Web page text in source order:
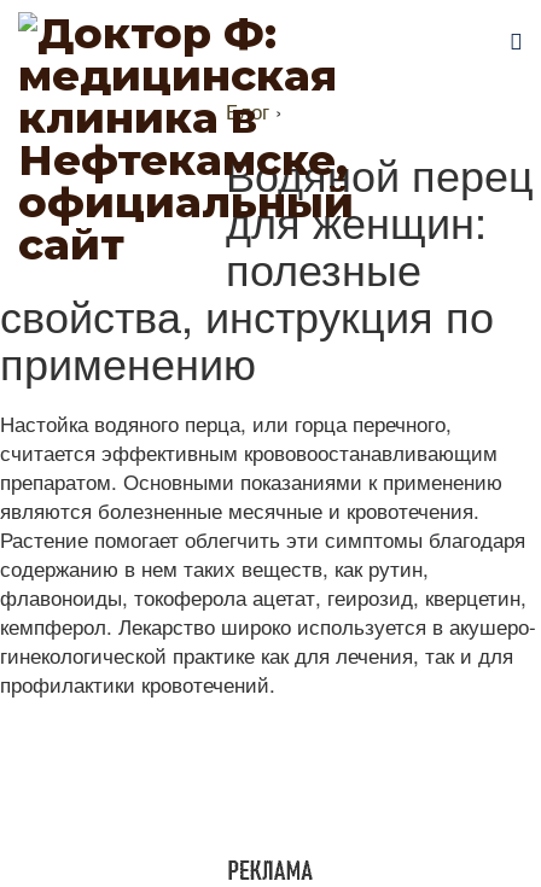
Блог ›
Водяной перец
для женщин:
полезные
свойства, инструкция по
применению
Настойка водяного перца, или горца перечного,
считается эффективным крововоостанавливающим
препаратом. Основными показаниями к применению
являются болезненные месячные и кровотечения.
Растение помогает облегчить эти симптомы благодаря
содержанию в нем таких веществ, как рутин,
флавоноиды, токоферола ацетат, геирозид, кверцетин,
кемпферол. Лекарство широко используется в акушеро-
гинекологической практике как для лечения, так и для
профилактики кровотечений.